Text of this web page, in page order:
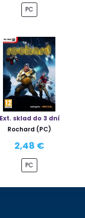
PC
Ext. sklad do 3 dní
Rochard (PC)
2,48 €
PC